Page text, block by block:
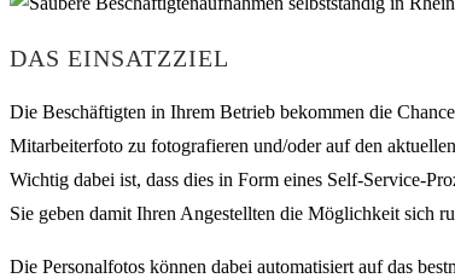
DAS EINSATZZIEL
Die Beschäftigten in Ihrem Betrieb bekommen die
Mitarbeiterfoto zu fotografieren und/oder auf den
Wichtig dabei ist, dass dies in Form eines Self-Service-
Sie geben damit Ihren Angestellten die Möglichkeit sich
Die Personalfotos können dabei automatisiert auf das